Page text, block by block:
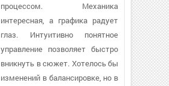
процессом. Механика
интересная, а графика радует
глаз. Интуитивно понятное
управление позволяет быстро
вникнуть в сюжет. Хотелось бы
изменений в балансировке, но в